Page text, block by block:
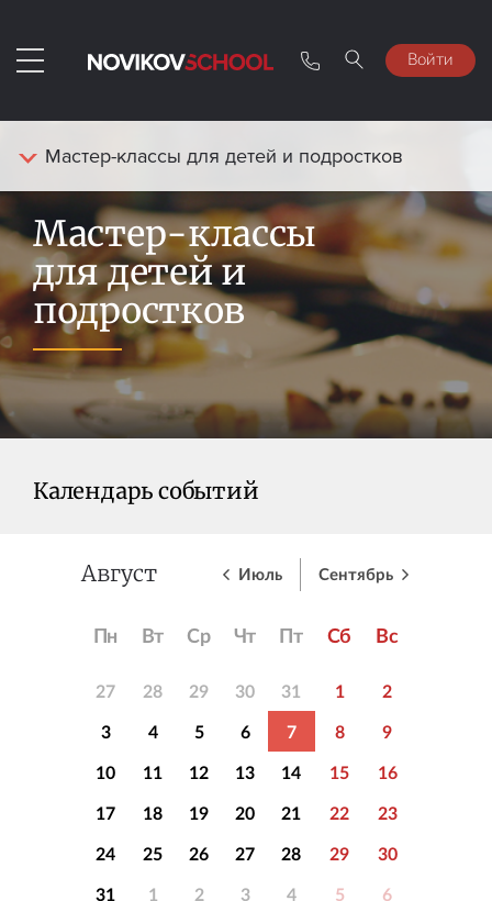
Войти
Мастер-классы для детей и подростков
Мастер-классы
для детей и
подростков
Календарь событий
Август Июль Сентябрь
Пн Вт Ср Чт Пт Сб Вс
27 28 29 30 31 1
2
3
4 5 6 7 8
9
10
11 12 13 14 15
16
17
18 19 20 21 22
23
24
25 26 27 28 29
30
31
1 2 3 4 5 6